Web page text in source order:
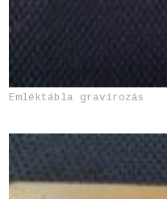
Emléktábla gravírozás